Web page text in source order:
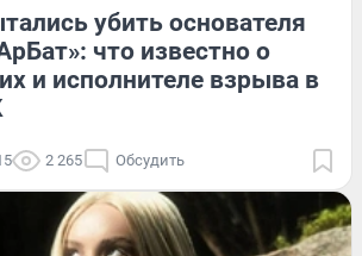
убить основателя
что известно о
и исполнителе взрыва в
2 265 Обсудить